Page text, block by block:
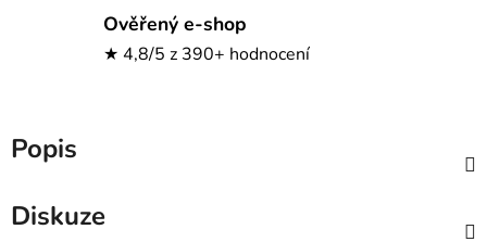
Ověřený e-shop
★ 4,8/5 z 390+ hodnocení
Popis
Diskuze